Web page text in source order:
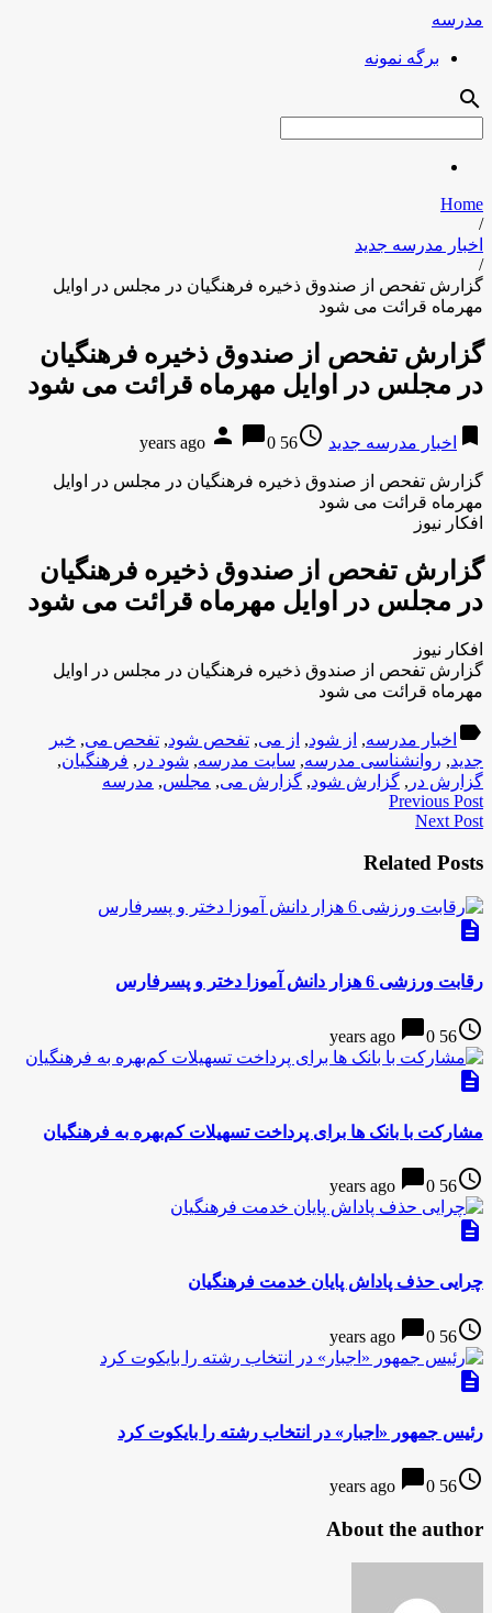
مدرسه
برگه نمونه
search
Home
/
اخبار مدرسه جدید
/
گزارش تفحص از صندوق ذخیره فرهنگیان در مجلس در اوایل
مهرماه قرائت می شود
گزارش تفحص از صندوق ذخیره فرهنگیان
در مجلس در اوایل مهرماه قرائت می شود
bookmark اخبار مدرسه جدید access_time
56 years ago
person chat_bubble0
گزارش تفحص از صندوق ذخیره فرهنگیان در مجلس در اوایل
مهرماه قرائت می شود
افکار نیوز
گزارش تفحص از صندوق ذخیره فرهنگیان
در مجلس در اوایل مهرماه قرائت می شود
افکار نیوز
گزارش تفحص از صندوق ذخیره فرهنگیان در مجلس در اوایل
مهرماه قرائت می شود
label اخبار مدرسه, ​از شود, از می, تفحص شود, تفحص می, خبر
جدید, روانشناسی مدرسه, سایت مدرسه, شود در , فرهنگیان,
گزارش در , گزارش شود, گزارش می, مجلس, مدرسه
Previous Post
Next Post
Related Posts
description
رقابت ورزشی 6 هزار دانش آموزا دختر و پسرفارس
access_time
56 years ago
chat_bubble0
description
مشارکت با بانک ها برای پرداخت تسهیلات کم‌بهره به فرهنگیان
access_time
56 years ago
chat_bubble0
description
چرایی حذف پاداش پایان خدمت فرهنگیان
access_time
56 years ago
chat_bubble0
description
رئیس جمهور «اجبار» در انتخاب رشته را بایکوت کرد
access_time
56 years ago
chat_bubble0
About the author